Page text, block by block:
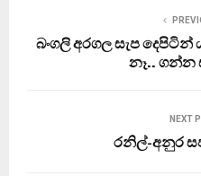
බංගලි අරගල සැප
නෑ.. ගන්න
NEXT
රනිල්-අනුර